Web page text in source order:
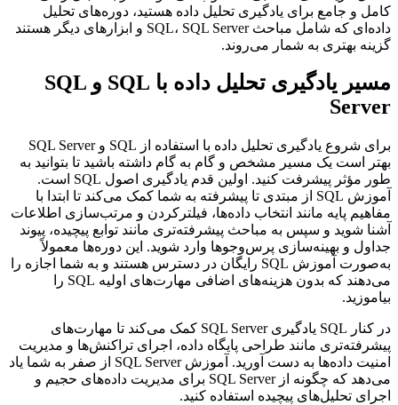
کامل و جامع برای یادگیری تحلیل داده هستید، دوره‌های تحلیل
داده‌ای‌ که شامل مباحث SQL، SQL Server و ابزارهای دیگر هستند
گزینه بهتری به شمار می‌روند.
مسیر یادگیری تحلیل داده با SQL و SQL
Server
برای شروع یادگیری تحلیل داده با استفاده از SQL و SQL Server
بهتر است یک مسیر مشخص و گام به گام داشته باشید تا بتوانید به
طور مؤثر پیشرفت کنید. اولین قدم یادگیری اصول SQL است.
آموزش SQL از مبتدی تا پیشرفته به شما کمک می‌کند تا ابتدا با
مفاهیم پایه مانند انتخاب داده‌ها، فیلترکردن و مرتب‌سازی اطلاعات
آشنا شوید و سپس به مباحث پیشرفته‌تری مانند توابع پیچیده، پیوند
جداول و بهینه‌سازی پرس‌وجوها وارد شوید. این دوره‌ها معمولاً
به‌صورت آموزش SQL رایگان در دسترس هستند و به شما اجازه را
می‌دهند که بدون هزینه‌های اضافی مهارت‌های اولیه SQL را
بیاموزید.
در کنار SQL یادگیری SQL Server کمک می‌کند تا مهارت‌های
پیشرفته‌تری مانند طراحی پایگاه داده، اجرای تراکنش‌ها و مدیریت
امنیت داده‌ها به دست آورید. آموزش SQL Server از صفر به شما یاد
می‌دهد که چگونه از SQL Server برای مدیریت داده‌های حجیم و
اجرای تحلیل‌های پیچیده استفاده کنید.